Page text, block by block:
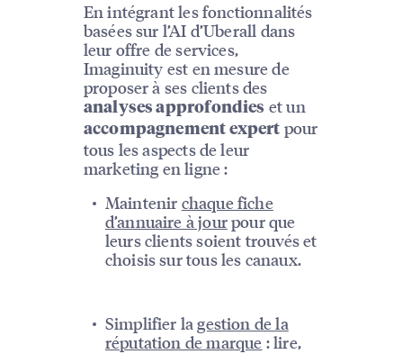
En intégrant les fonctionnalités
basées sur l’AI d’Uberall dans
leur offre de services,
Imaginuity est en mesure de
proposer à ses clients des
analyses approfondies et un
accompagnement expert pour
tous les aspects de leur
marketing en ligne :
Maintenir chaque fiche
d’annuaire à jourpour que
leurs clients soient trouvés et
choisis sur tous les canaux.
Simplifier lagestion de la
réputation de marque : lire,